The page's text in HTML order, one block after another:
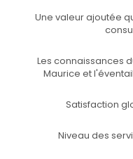
Une valeur ajoutée
Les connaissances
Maurice et
Satisfaction
Niveau des